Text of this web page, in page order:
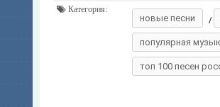
Категория:
новые песни /
популярная
топ 100 песен